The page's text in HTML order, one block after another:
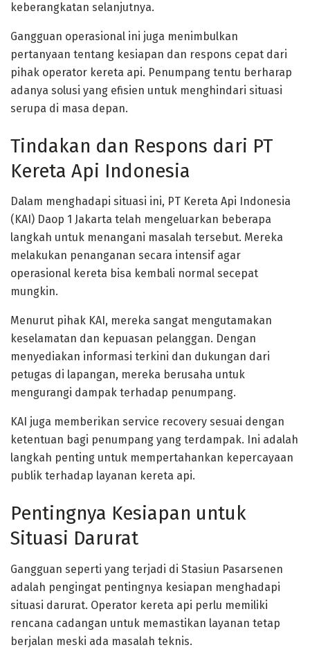
keberangkatan selanjutnya.
Gangguan operasional ini juga menimbulkan
pertanyaan tentang kesiapan dan respons cepat dari
pihak operator kereta api. Penumpang tentu berharap
adanya solusi yang efisien untuk menghindari situasi
serupa di masa depan.
Tindakan dan Respons dari PT
Kereta Api Indonesia
Dalam menghadapi situasi ini, PT Kereta Api Indonesia
(KAI) Daop 1 Jakarta telah mengeluarkan beberapa
langkah untuk menangani masalah tersebut. Mereka
melakukan penanganan secara intensif agar
operasional kereta bisa kembali normal secepat
mungkin.
Menurut pihak KAI, mereka sangat mengutamakan
keselamatan dan kepuasan pelanggan. Dengan
menyediakan informasi terkini dan dukungan dari
petugas di lapangan, mereka berusaha untuk
mengurangi dampak terhadap penumpang.
KAI juga memberikan service recovery sesuai dengan
ketentuan bagi penumpang yang terdampak. Ini adalah
langkah penting untuk mempertahankan kepercayaan
publik terhadap layanan kereta api.
Pentingnya Kesiapan untuk
Situasi Darurat
Gangguan seperti yang terjadi di Stasiun Pasarsenen
adalah pengingat pentingnya kesiapan menghadapi
situasi darurat. Operator kereta api perlu memiliki
rencana cadangan untuk memastikan layanan tetap
berjalan meski ada masalah teknis.